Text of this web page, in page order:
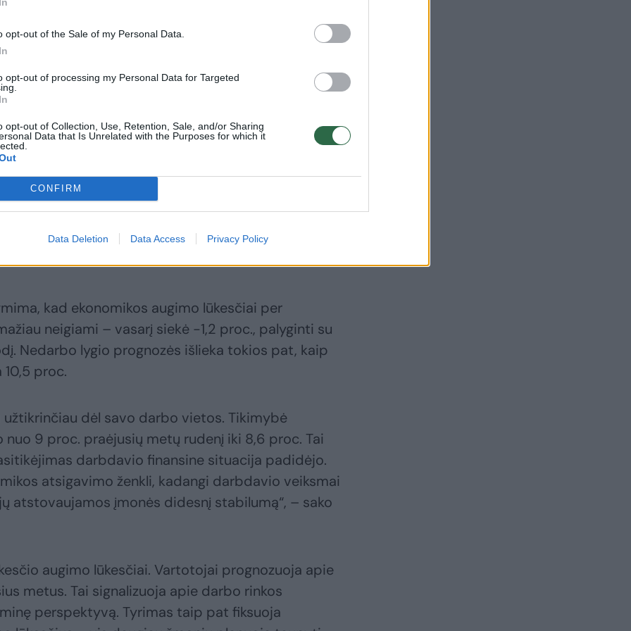
opt-out of the Sale of my Personal Data.
opt-out of processing my Personal Data for Targeted
opt-out of Collection, Use, Retention, Sale, and/or Sharing
Data that Is Unrelated with the Purposes for which it
CONFIRM
Data Deletion Data Access Privacy Policy
riziką“ pasaulio
ekonomikai
akcijų rinkose –
kad ekonomikos augimo lūkesčiai per
neigiami – vasarį siekė -1,2 proc., palyginti su
Nedarbo lygio prognozės išlieka tokios pat, kaip
proc.
dėl savo darbo vietos. Tikimybė
9 proc. praėjusių metų rudenį iki 8,6 proc. Tai
darbdavio finansine situacija padidėjo.
atsigavimo ženkli, kadangi darbdavio veiksmai
atstovaujamos įmonės didesnį stabilumą“, – sako
augimo lūkesčiai. Vartotojai prognozuoja apie
metus. Tai signalizuoja apie darbo rinkos
perspektyvą. Tyrimas taip pat fiksuoja